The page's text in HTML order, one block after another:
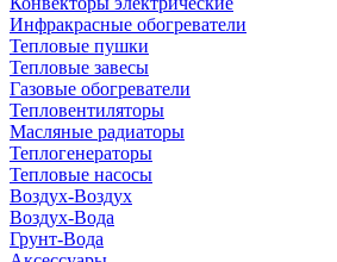
Инфракрасные обогреватели
Тепловые пушки
Тепловые завесы
Газовые обогреватели
Тепловентиляторы
Масляные радиаторы
Теплогенераторы
Тепловые насосы
Воздух-Воздух
Воздух-Вода
Грунт-Вода